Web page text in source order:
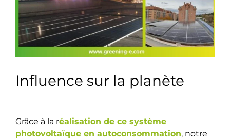
Influence sur la planète
Grâce à la réalisation de ce système
photovoltaïque en autoconsommation, notre